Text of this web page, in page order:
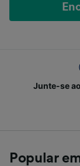
Junte-se
Popular